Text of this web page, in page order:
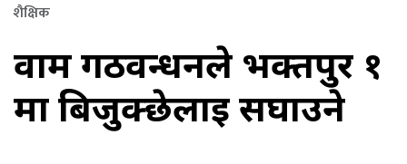
शैक्षिक
वाम गठवन्धनले भक्तपुर १
मा बिजुक्छेलाई सघाउने